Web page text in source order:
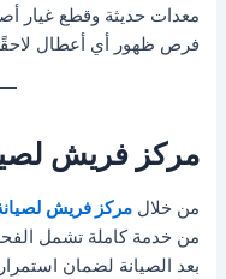
معدات حديثة وقطع غيار
فرص ظهور أي أعطال
مركز فريش
من خلالمركز فريش
من خدمة كاملة تشمل
بعد الصيانة لضمان